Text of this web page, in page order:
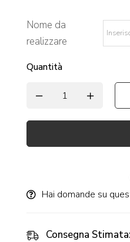
Nome da
realizzare
Quantità
Hai domande su
Consegna Stimata: